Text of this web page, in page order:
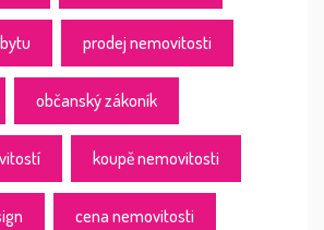
prodej nemovitosti
občanský zákoník
koupě nemovitosti
cena nemovitosti